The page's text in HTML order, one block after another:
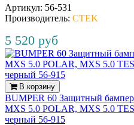
Артикул: 56‐531
Производитель: CTEK
5 520 руб
В корзину
BUMPER 60 Защитный
MXS 5.0 POLAR, MXS 5.0
черный 56‐915